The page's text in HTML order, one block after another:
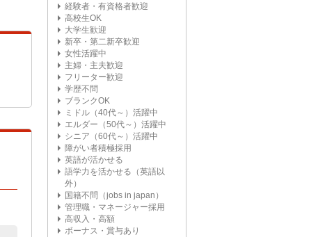
経験者・有資格者歓迎
高校生OK
大学生歓迎
新卒・第二新卒歓迎
女性活躍中
主婦・主夫歓迎
フリーター歓迎
学歴不問
ブランクOK
ミドル（40代～）活躍中
エルダー（50代～）活躍中
シニア（60代～）活躍中
障がい者積極採用
英語が活かせる
語学力を活かせる（英語以
外）
国籍不問（jobs in japan）
管理職・マネージャー採用
高収入・高額
ボーナス・賞与あり